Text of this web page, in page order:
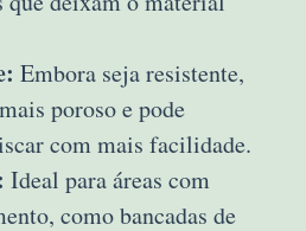
Embora seja resistente,
poroso e pode
com mais facilidade.
Ideal para áreas com
como bancadas de